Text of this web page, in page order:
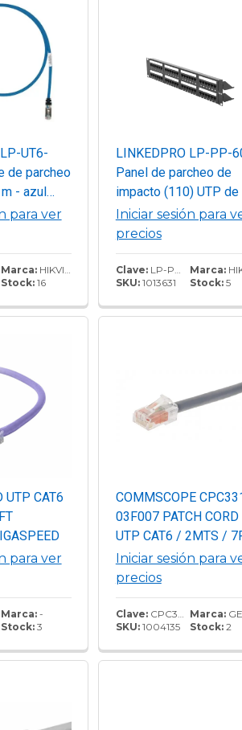
UT6-
de parcheo
- azul
IEEE
LAN
TX,
para ver
Marca:HIKVISION
Stock:16
LINKEDPRO LP-PP-
Panel de parcheo de
impacto (110) UTP de
puertos Cat6, 19in, 2U,
con barra para organizar
Cat6/Clase E, alta
calidad.Fácil
instalación,esquemas
Iniciar sesión para
precios
Clave:LP-PP-608
SKU:1013631
Marca:
Stock:5
UTP CAT6
para ver
Marca:-
Stock:3
COMMSCOPE
03F007 PATCH CORD
UTP CAT6 / 2MTS /
/ GRIS / GIGASPEED
Iniciar sesión para
precios
Clave:CPC3312-03F007
SKU:1004135
Marca:
Stock:2